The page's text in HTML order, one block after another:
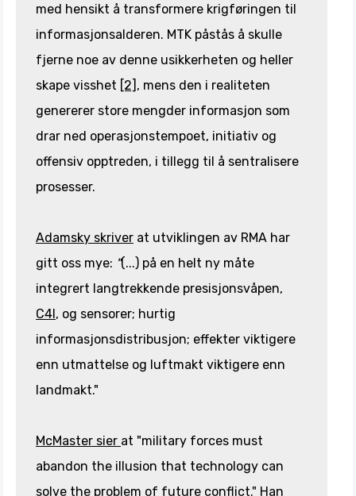
med hensikt å transformere krigføringen til
informasjonsalderen. MTK påstås å skulle
fjerne noe av denne usikkerheten og heller
skape visshet [2] , mens den i realiteten
genererer store mengder informasjon som
drar ned operasjonstempoet, initiativ og
offensiv opptreden, i tillegg til å sentralisere
prosesser.
Adamsky skriver at utviklingen av RMA har
gitt oss mye: "(...) på en helt ny måte
integrert langtrekkende presisjonsvåpen,
C4I, og sensorer; hurtig
informasjonsdistribusjon; effekter viktigere
enn utmattelse og luftmakt viktigere enn
landmakt."
McMaster sier at "military forces must
abandon the illusion that technology can
solve the problem of future conflict." Han